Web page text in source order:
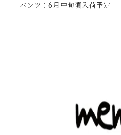
パンツ：6月中旬頃入荷予定